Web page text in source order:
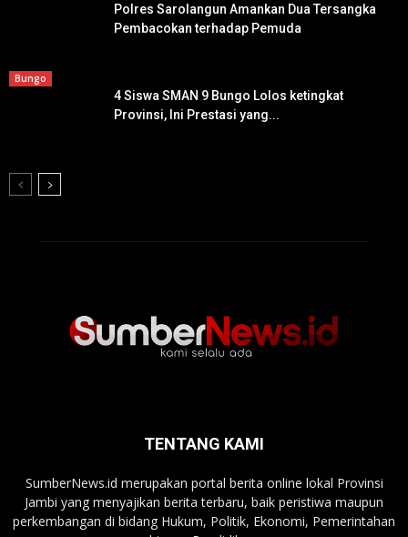
Polres Sarolangun Amankan Dua Tersangka
Pembacokan terhadap Pemuda
Bungo
4 Siswa SMAN 9 Bungo Lolos ketingkat
Provinsi, Ini Prestasi yang...
TENTANG KAMI
SumberNews.id merupakan portal berita online lokal Provinsi
Jambi yang menyajikan berita terbaru, baik peristiwa maupun
perkembangan di bidang Hukum, Politik, Ekonomi, Pemerintahan